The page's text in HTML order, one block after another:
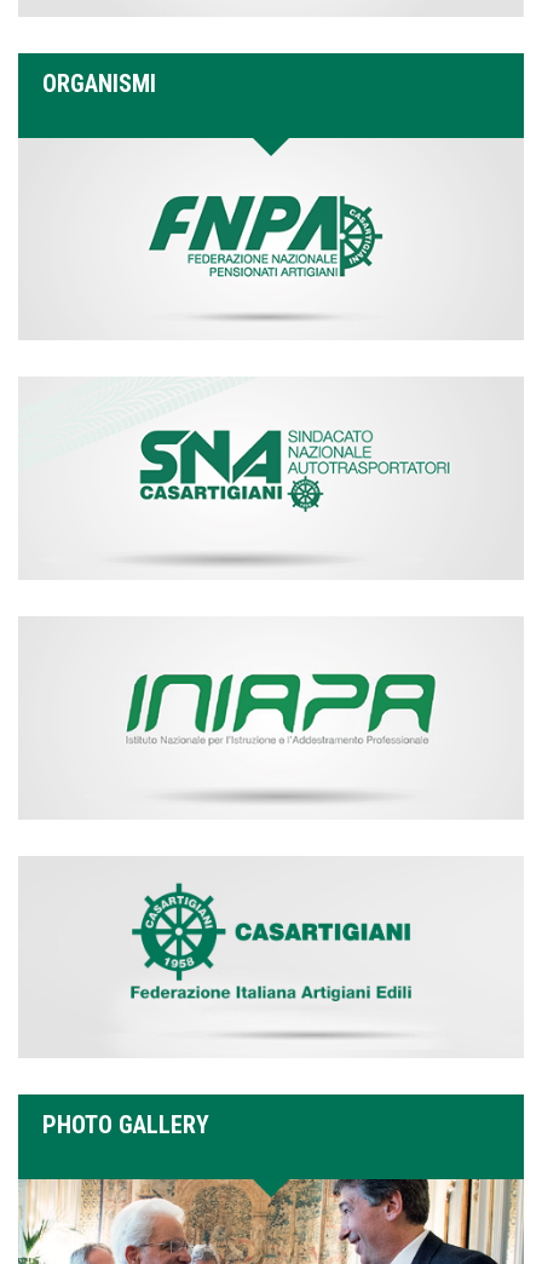
ORGANISMI
PHOTO GALLERY